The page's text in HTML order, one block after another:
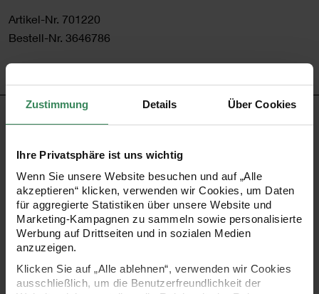
Zustimmung Details Über Cookies
Ihre Privatsphäre ist uns wichtig
Wenn Sie unsere Website besuchen und auf „Alle
akzeptieren“ klicken, verwenden wir Cookies, um Daten
für aggregierte Statistiken über unsere Website und
Marketing-Kampagnen zu sammeln sowie personalisierte
Werbung auf Drittseiten und in sozialen Medien
anzuzeigen.
Klicken Sie auf „Alle ablehnen“, verwenden wir Cookies
ausschließlich, um die Benutzerfreundlichkeit der
Artikel-Nr. 701220
Bestell-Nr. 3646786
PRODUKTBESCHREIBUNG
Dieser entzückende Filz-Aufhänger als Küken in Eierform
bringt den Charme des Frühlings in die eigenen vier
Wände! Dieses Deko-Element ist ein echter Hingucker und
sorgt mit seinem verspielten Design sofort für gute Laune.
Ob als fröhliche Osterdekoration, zum Anhängen an
Sträußen oder als liebevolles Geschenk für die Liebsten –
das weiße Filz-Küken bringt die Frühlingsstimmung nach